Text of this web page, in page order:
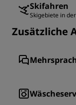
Skifahren
Skigebiete in
Zusätzliche